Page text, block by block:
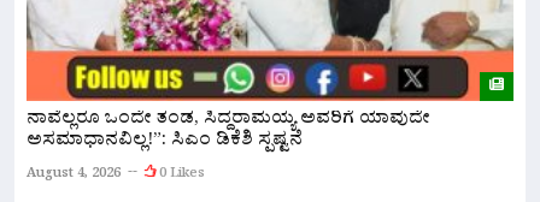
ನಾವೆಲ್ಲರೂ ಒಂದೇ ತಂಡ, ಸಿದ್ದರಾಮಯ್ಯ ಅವರಿಗೆ ಯಾವುದೇ
ಅಸಮಾಧಾನವಿಲ್ಲ!”: ಸಿಎಂ ಡಿಕೆಶಿ ಸ್ಪಷ್ಟನೆ
August 4, 2026 0 Likes